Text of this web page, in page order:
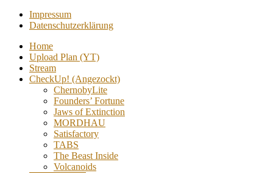
Impressum
Datenschutzerklärung
Home
Upload Plan (YT)
Stream
CheckUp! (Angezockt)
ChernobyLite
Founders’ Fortune
Jaws of Extinction
MORDHAU
Satisfactory
TABS
The Beast Inside
Volcanoids